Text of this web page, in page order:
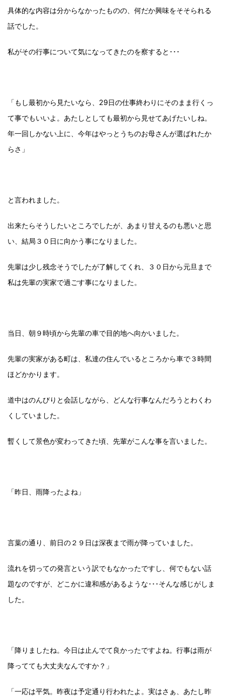
具体的な内容は分からなかったものの、何だか興味をそそられる
話でした。
私がその行事について気になってきたのを察すると･･･
「もし最初から見たいなら、29日の仕事終わりにそのまま行くっ
て事でもいいよ。あたしとしても最初から見せてあげたいしね。
年一回しかない上に、今年はやっとうちのお母さんが選ばれたか
らさ」
と言われました。
出来たらそうしたいところでしたが、あまり甘えるのも悪いと思
い、結局３０日に向かう事になりました。
先輩は少し残念そうでしたが了解してくれ、３０日から元旦まで
私は先輩の実家で過ごす事になりました。
当日、朝９時頃から先輩の車で目的地へ向かいました。
先輩の実家がある町は、私達の住んでいるところから車で３時間
ほどかかります。
道中はのんびりと会話しながら、どんな行事なんだろうとわくわ
くしていました。
暫くして景色が変わってきた頃、先輩がこんな事を言いました。
「昨日、雨降ったよね」
言葉の通り、前日の２９日は深夜まで雨が降っていました。
流れを切っての発言という訳でもなかったですし、何でもない話
題なのですが、どこかに違和感があるような･･･そんな感じがしま
した。
「降りましたね。今日は止んでて良かったですよね。行事は雨が
降ってても大丈夫なんですか？」
「一応は平気。昨夜は予定通り行われたよ。実はさぁ、あたし昨